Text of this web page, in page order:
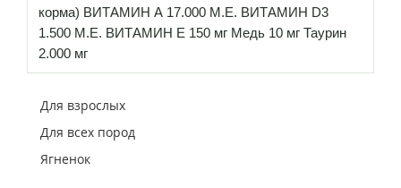
корма) ВИТАМИН А 17.000 M.E. ВИТАМИН D3
1.500 M.E. ВИТАМИН Е 150 мг Медь 10 мг Таурин
2.000 мг
Для взрослых
Для всех пород
Ягненок